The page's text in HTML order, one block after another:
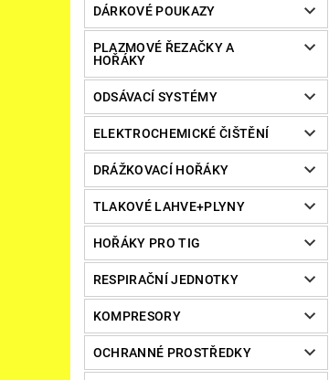
DÁRKOVÉ POUKAZY
PLAZMOVÉ ŘEZAČKY A
HOŘÁKY
ODSÁVACÍ SYSTÉMY
ELEKTROCHEMICKÉ ČIŠTĚNÍ
DRÁŽKOVACÍ HOŘÁKY
TLAKOVÉ LAHVE+PLYNY
HOŘÁKY PRO TIG
RESPIRAČNÍ JEDNOTKY
KOMPRESORY
OCHRANNÉ PROSTŘEDKY